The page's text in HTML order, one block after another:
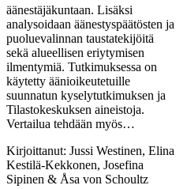
äänestäjäkuntaan. Lisäksi
analysoidaan äänestyspäätösten ja
puoluevalinnan taustatekijöitä
sekä alueellisen eriytymisen
ilmentymiä. Tutkimuksessa on
käytetty äänioikeutetuille
suunnatun kyselytutkimuksen ja
Tilastokeskuksen aineistoja.
Vertailua tehdään myös…
Kirjoittanut: Jussi Westinen, Elina
Kestilä-Kekkonen, Josefina
Sipinen & Åsa von Schoultz